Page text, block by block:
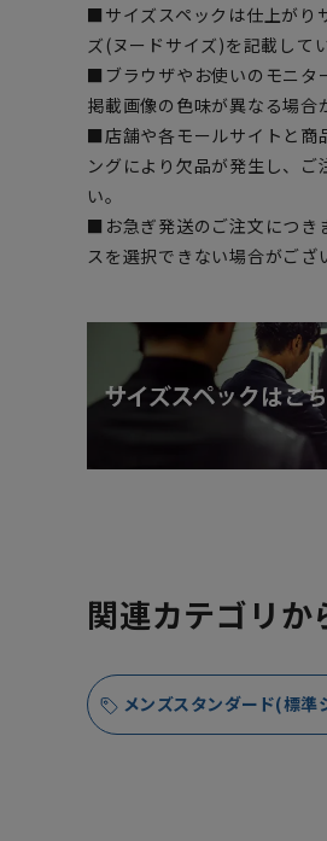
■サイズスペックは仕上がり
ズ(ヌードサイズ)を記載して
■ブラウザやお使いのモニタ
掲載画像の色味が異なる場合
■店舗や各モールサイトと商
ングにより欠品が発生し、
い。
■お急ぎ発送のご注文につき
スを選択できない場合がござ
関連カテゴリか
メンズスタンダード(標準